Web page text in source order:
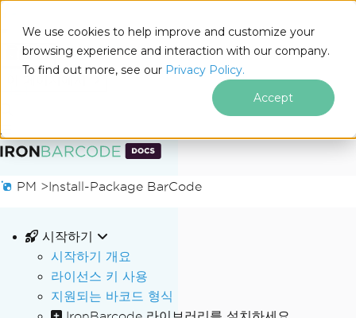
We use cookies to help improve and customize your
browsing experience and interaction with our company.
To find out more, see our Privacy Policy.
Accept
푸터 콘텐츠로 바로가기
Docs
PM >Install-Package BarCode
시작하기
시작하기 개요
라이선스 키 사용
지원되는 바코드 형식